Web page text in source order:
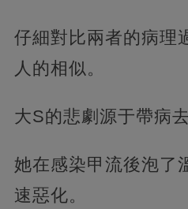
仔細對比兩者的病理
人的相似。
大S的悲劇源于帶病
她在感染甲流後泡了
速惡化。